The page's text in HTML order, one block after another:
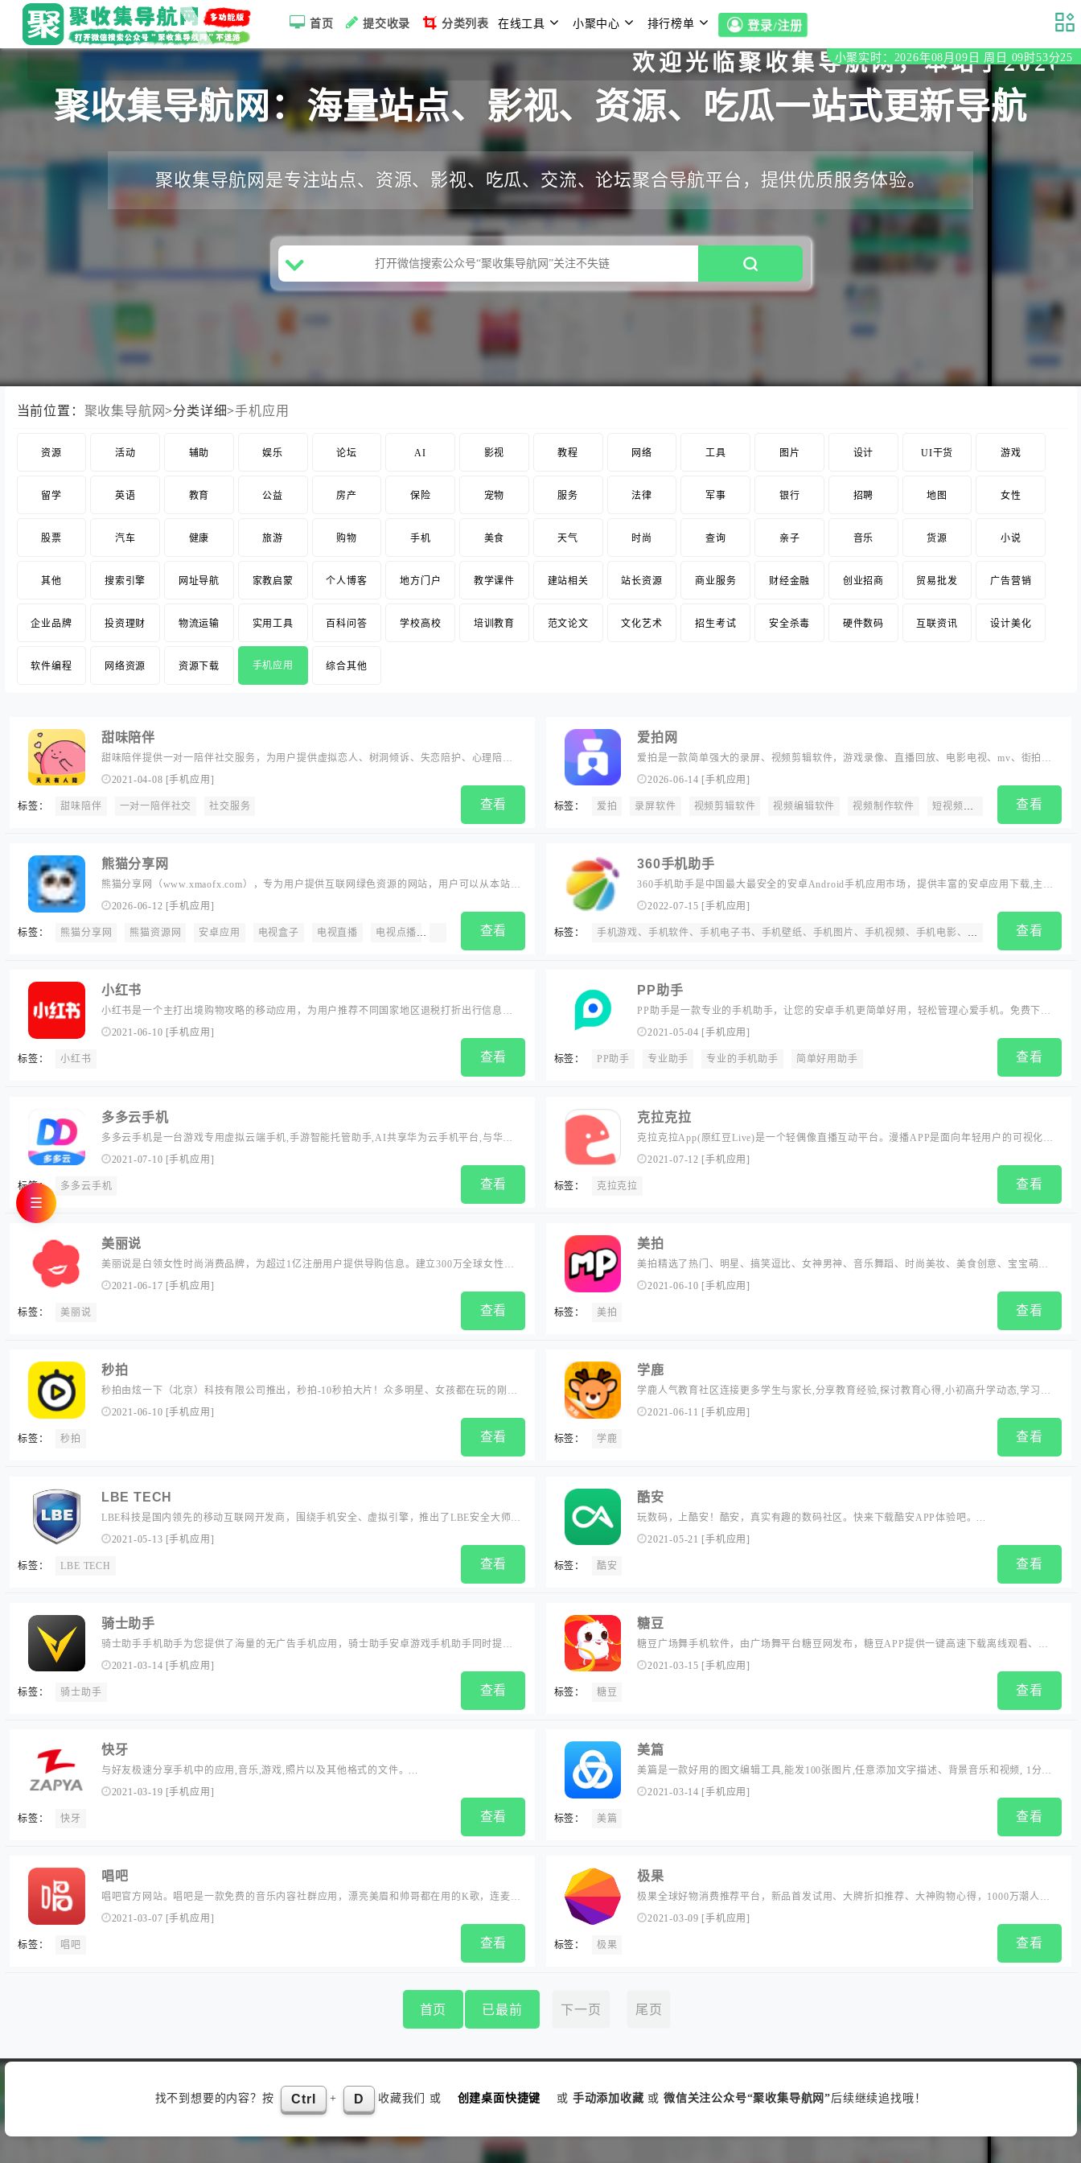
首页 提交收录 分类列表 在线工具 小聚中心 排行榜单 登录/注册
小聚实时：2026年08月09日 周日 09时53分26
欢迎光临聚收集导航网，本站于2020年初
聚收集导航网：海量站点、影视、资源、吃瓜一站式更新导航
聚收集导航网是专注站点、资源、影视、吃瓜、交流、论坛聚合导航平台，提供优质服务体验。
当前位置： 聚收集导航网>分类详细>手机应用
资源 活动 辅助 娱乐 论坛 AI 影视 教程 网络 工具 图片 设计 UI干货 游戏
留学 英语 教育 公益 房产 保险 宠物 服务 法律 军事 银行 招聘 地图 女性
股票 汽车 健康 旅游 购物 手机 美食 天气 时尚 查询 亲子 音乐 货源 小说
其他 搜索引擎 网址导航 家教启蒙 个人博客 地方门户 教学课件 建站相关 站长资源 商业服务 财经金融 创业招商 贸易批发 广告营销
企业品牌 投资理财 物流运输 实用工具 百科问答 学校高校 培训教育 范文论文 文化艺术 招生考试 安全杀毒 硬件数码 互联资讯 设计美化
软件编程 网络资源 资源下载 手机应用 综合其他
甜味陪伴
甜味陪伴提供一对一陪伴社交服务，为用户提供虚拟恋人、树洞倾诉、失恋陪护、心理陪
护、失眠陪伴等陪伴场景。...
2021-04-08 [手机应用 ]
标签： 甜味陪伴 一对一陪伴社交 社交服务 查看
爱拍网
爱拍是一款简单强大的录屏、视频剪辑软件，游戏录像、直播回放、电影电视、mv、街拍实
拍，内涵段子都可以通过爱拍进行快速剪切裁剪、加背景音乐、画中画、字幕、快慢放、配
音解说、调色、绿幕等高级视频编辑。自带多种酷炫转场动画、GIF动图、片头、音效、唯美
滤镜，动态文字等特效。作品支持快速导出并上传到多个视频等平台。
2026-06-14 [手机应用]
标签： 爱拍 录屏软件 视频剪辑软件 视频编辑软件 视频制作软件 短视频制作 屏幕录制软件
查看
熊猫分享网
熊猫分享网（www.xmaofx.com），专为用户提供互联网绿色资源的网站，用户可以从本站免
费获取有价值的绿色软件和服务，包括解锁/修改应用、绿色软件、注册机、补丁、序列号
2026-06-12 [手机应用 ]
标签： 熊猫分享网 熊猫资源网 安卓应用 电视盒子 电视直播 电视点播 电脑软件 视频教程 影视追剧 社交娱乐 音乐畅听 小说阅读 漫画动漫 搜索下载 办公教育 摄影图形
查看
360手机助手
360手机助手是中国最大最安全的安卓Android手机应用市场，提供丰富的安卓应用下载,主题
下载,手机壁纸下载,手机电影视频下载,小说下载等。所有应用均通过360安全检测,绿色无毒。
2022-07-15 [手机应用]
标签： 手机游戏、手机软件、手机电子书、手机壁纸、手机图片、手机视频、手机电影、手机主题、安卓应用下载 查看
小红书
小红书是一个主打出境购物攻略的移动应用，为用户推荐不同国家地区退税打折出行信息、
各地本土品牌特色商品推荐等，2014年转型重点做跨境电商服务。行吟信息科技(上海)有限公
2021-06-10 [手机应用 ]
标签： 小红书 查看
PP助手
PP助手是一款专业的手机助手，让您的安卓手机更简单好用，轻松管理心爱手机。免费下载
应用、视频和音乐、管理通讯录、快速备份手机等应有尽有。...
2021-05-04 [手机应用]
标签： PP助手 专业助手 专业的手机助手 简单好用助手 查看
多多云手机
多多云手机是一台游戏专用虚拟云端手机,手游智能托管助手,AI共享华为云手机平台,与华为
云合作,多多云手机免分辨率,多开,7*24h免root支持智能托管,不怕断网关机,不占用本地存储空
间,满电不发烫,让游戏简单高效,是一个智能手机应用平台,是你的另一台云手机....
2021-07-10 [手机应用 ]
标签： 多多云手机 查看
克拉克拉
克拉克拉App(原红豆Live)是一个轻偶像直播互动平台。漫播APP是面向年轻用户的可视化有
声内容平台。声咚APP是一款通过有声问答匹配来聊天的社交平台...
2021-07-12 [手机应用]
标签： 克拉克拉 查看
美丽说
美丽说是白领女性时尚消费品牌，为超过1亿注册用户提供导购信息。建立300万全球女性时
尚品牌商品库，超过1000家全球品牌达成官方合作导购体验，更好的满足白领女性的时尚消
2021-06-17 [手机应用 ]
标签： 美丽说 查看
美拍
美拍精选了热门、明星、搞笑逗比、女神男神、音乐舞蹈、时尚美妆、美食创意、宝宝萌宠
等好玩有趣的短视频！...
2021-06-10 [手机应用]
标签： 美拍 查看
秒拍
秒拍由炫一下（北京）科技有限公司推出，秒拍-10秒拍大片！众多明星、女孩都在玩的刚更
新潮短视频分享应用，全新的炫酷MV主题、清新文艺范的滤镜，外加个性化水印和独创的智
能变声功能，让你视频一键变大片！支持视频同步分享到微博、微信朋友圈、QQ空间，和更
2021-06-10 [手机应用 ]
标签： 秒拍 查看
学鹿
学鹿人气教育社区连接更多学生与家长,分享教育经验,探讨教育心得,小初高升学动态,学习全
攻略,线上线下课程评测,培训机构如何选择,真实家长/学生经验谈,教育干货,轻松掌握,同时为
家长提供孩子的学习方法,亲子沟通,艺术兴趣,性格培养,青春期,婚姻家庭,升学政策等内容的分
2021-06-11 [手机应用]
标签： 学鹿 查看
LBE TECH
LBE科技是国内领先的移动互联网开发商，围绕手机安全、虚拟引擎，推出了LBE安全大师和
LBE平行空间等知名产品，为全球超过2.8亿用户提供更便利、更安全的移动产品及服务。...
2021-05-13 [手机应用 ]
标签： LBE TECH 查看
酷安
玩数码，上酷安！酷安，真实有趣的数码社区。快来下载酷安APP体验吧。...
2021-05-21 [手机应用]
标签： 酷安 查看
骑士助手
骑士助手手机助手为您提供了海量的无广告手机应用，骑士助手安卓游戏手机助手同时提供
大量的破解版手机游戏和无限金币手机游戏，是杰出的手机助手软件...
2021-03-14 [手机应用 ]
标签： 骑士助手 查看
糖豆
糖豆广场舞手机软件，由广场舞平台糖豆网发布，糖豆APP提供一键高速下载离线观看、慢
速播放等多项核心功能，用手机也能更方便的观看刚更新最全广场舞视频教程...
2021-03-15 [手机应用]
标签： 糖豆 查看
快牙
与好友极速分享手机中的应用,音乐,游戏,照片以及其他格式的文件。...
2021-03-19 [手机应用 ]
标签： 快牙 查看
美篇
美篇是一款好用的图文编辑工具,能发100张图片,任意添加文字描述、背景音乐和视频, 1分钟
写出像公众号一样图文并茂的文章。用美篇，发最自由的朋友圈、微博状态。...
2021-03-14 [手机应用]
标签： 美篇 查看
唱吧
唱吧官方网站。唱吧是一款免费的音乐内容社群应用，漂亮美眉和帅哥都在用的K歌，连麦，
弹唱，录唱，直播神器，包含自动混响和回声效果，提供伴奏歌词声音美化，支持上传音视
2021-03-07 [手机应用 ]
标签： 唱吧 查看
极果
极果全球好物消费推荐平台，新品首发试用、大牌折扣推荐、大神购物心得，1000万潮人的
品质生活宝典。...
2021-03-09 [手机应用]
标签： 极果 查看
首页 已最前 下一页 尾页
☰
找不到想要的内容？按 Ctrl + D 收藏我们 或 创建桌面快捷键 或 手动添加收藏 或 微信关注公众号“聚收集导航网”后续继续追找哦！